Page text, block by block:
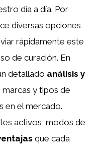
día a día. Por
diversas opciones
rápidamente este
de curación. En
detallado análisis y
y tipos de
en el mercado.
activos, modos de
que cada